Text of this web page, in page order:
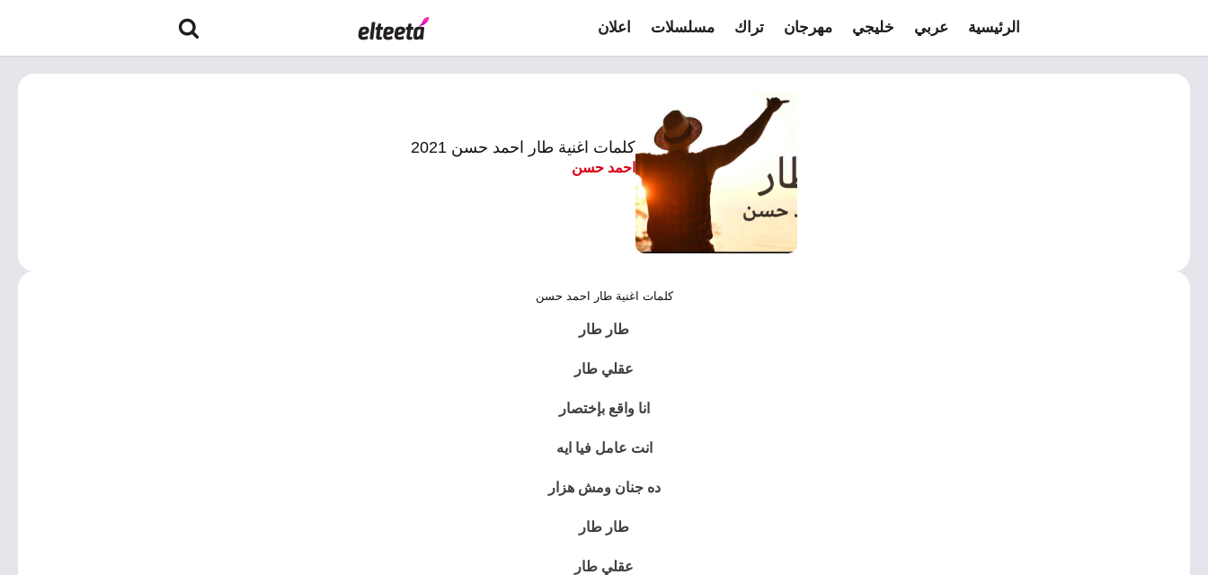
الرئيسية عربي خليجي مهرجان تراك مسلسلات اعلان
كلمات اغنية طار احمد حسن 2021
احمد حسن
كلمات اغنية طار احمد حسن
طار طار
عقلي طار
انا واقع بإختصار
انت عامل فيا ايه
ده جنان ومش هزار
طار طار
عقلي طار